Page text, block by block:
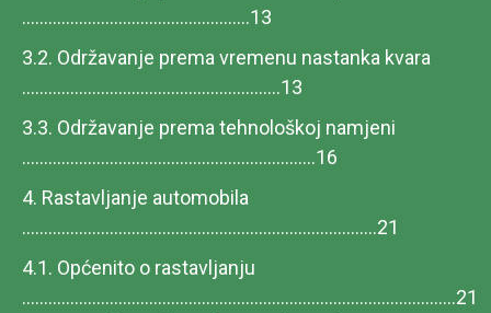
....................................................13
3.2. Održavanje prema vremenu nastanka kvara
...........................................................13
3.3. Održavanje prema tehnološkoj namjeni
...................................................................16
4. Rastavljanje automobila
.................................................................................21
4.1. Općenito o rastavljanju
...................................................................................................21